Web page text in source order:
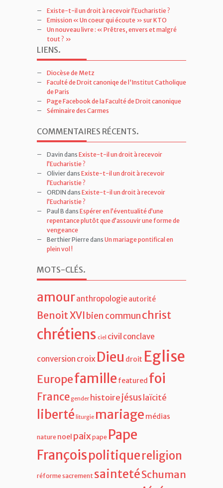
Existe-t-il un droit à recevoir l’Eucharistie ?
Emission « Un coeur qui écoute » sur KTO
Un nouveau livre : « Prêtres, envers et malgré
tout ? »
LIENS.
Diocèse de Metz
Faculté de Droit canoniqe de l'Institut Catholique
de Paris
Page Facebook de la Faculté de Droit canonique
Séminaire des Carmes
COMMENTAIRES RÉCENTS.
Davin dans Existe-t-il un droit à recevoir
l’Eucharistie ?
Olivierdans Existe-t-il un droit à recevoir
l’Eucharistie ?
ORDIN dans Existe-t-il un droit à recevoir
l’Eucharistie ?
Paul B dans Espérer en l’éventualité d’une
repentance plutôt que d’assouvir une forme de
vengeance
Berthier Pierredans Un mariage pontifical en
plein vol !
MOTS-CLÉS.
amouranthropologie autorité
Benoit XVIbien communchrist
chrétiens ciel civil conclave
conversion croix Dieu droit Eglise
Europefamille featured foi
Francegender histoire jésus laïcité
liberté liturgie mariage médias
nature noel paixpape Pape
Françoispolitiquereligion
réformesacrement saintetéSchuman